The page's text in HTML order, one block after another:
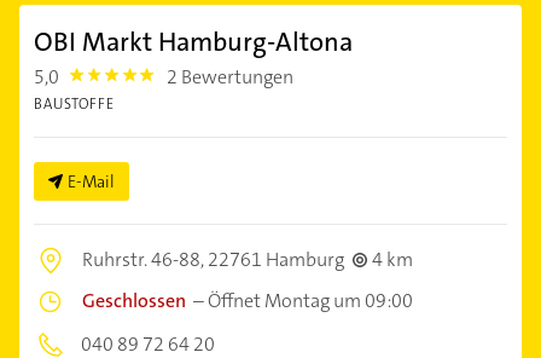
OBI Markt Hamburg-Altona
5,0 5.0 2 Bewertungen
BAUSTOFFE
E-Mail
Ruhrstr. 46-88,22761 Hamburg
4 km
Geschlossen –Öffnet Montag um 09:00
040 89 72 64 20